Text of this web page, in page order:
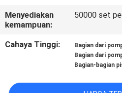
BERITA
KASUS
Menyediakan
kemampuan:
50000 set
Cahaya Tinggi: Bagian dari
Bagian dari
Bagian-bagian